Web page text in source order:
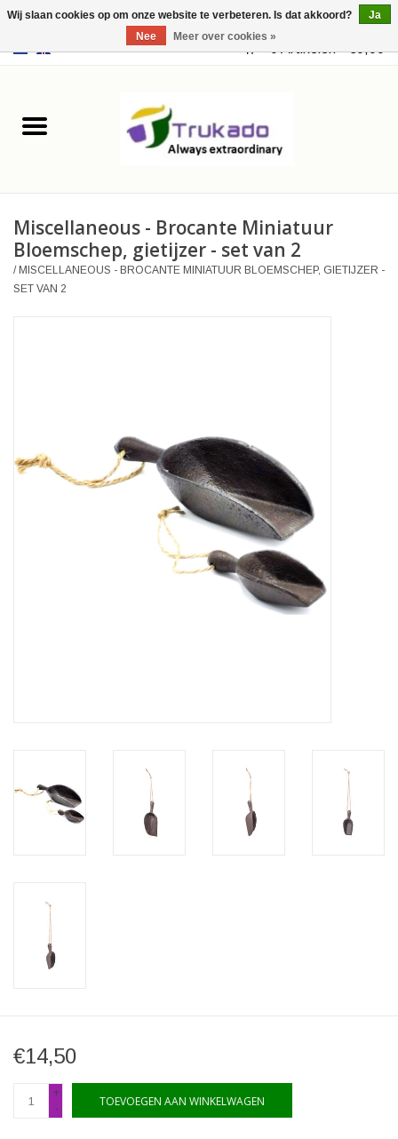
USD 0 Artikelen - €0,00
Leer
Merchandise
Retro Vintage
Giftware & Lifestyle &
Miscellaneous - Brocante Miniatuur
Bloemschep, gietijzer - set van 2
/MISCELLANEOUS - BROCANTE MINIATUUR BLOEMSCHEP, GIETIJZER -
SET VAN 2
€14,50
+
-
TOEVOEGEN AAN WINKELWAGEN
Wij slaan cookies op om onze website te verbeteren. Is dat akkoord?
Ja
Nee
Meer over cookies »